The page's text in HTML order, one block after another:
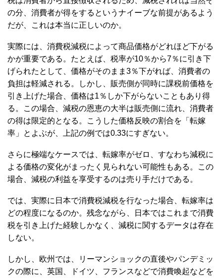
の分、消費者が得をするというナイーブな前提があるよう
だが、これは本当に正しいのか。
実際には、消費税減税によって商品価格がどれほど下がる
かが重要である。たとえば、税率が10％から7％に引き下
げられたとして、価格がそのまま3％下がれば、消費者の
負担は軽減される。しかし、販売側が同時に課税前価格を
引き上げた場合、価格は1％しか下がらないこともあり得
る。この場合、減税の恩恵の大半は販売側に流れ、消費者
の得は限定的となる。こうした価格反映の割合を「転嫁
率」とよぶが、上記の例では0.33にすぎない。
さらに極端なケースでは、転嫁率がゼロ、すなわち減税に
よる価格の変化がまったく見られない可能性もある。この
場合、減税の利益を享受するのは売り手だけである。
では、実際に日本で消費税減税を行なった場合、転嫁率は
どの程度になるのか。残念ながら、日本ではこれまで消費
税を引き上げた経験しかなく、減税に関するデータは存在
しない。
しかし、欧州では、リーマンショックの直後やパンデミッ
クの際に、英国、ドイツ、フランスなどで消費喚起などを